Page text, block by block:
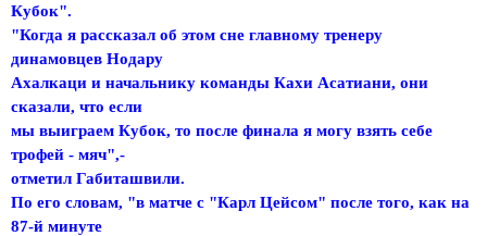
Кубок".
"Когда я рассказал об этом сне главному тренеру
динамовцев Нодару
Ахалкаци и начальнику команды Кахи Асатиани, они
сказали, что если
мы выиграем Кубок, то после финала я могу взять себе
трофей - мяч",-
отметил Габиташвили.
По его словам, "в матче с "Карл Цейсом" после того, как на
87-й минуте